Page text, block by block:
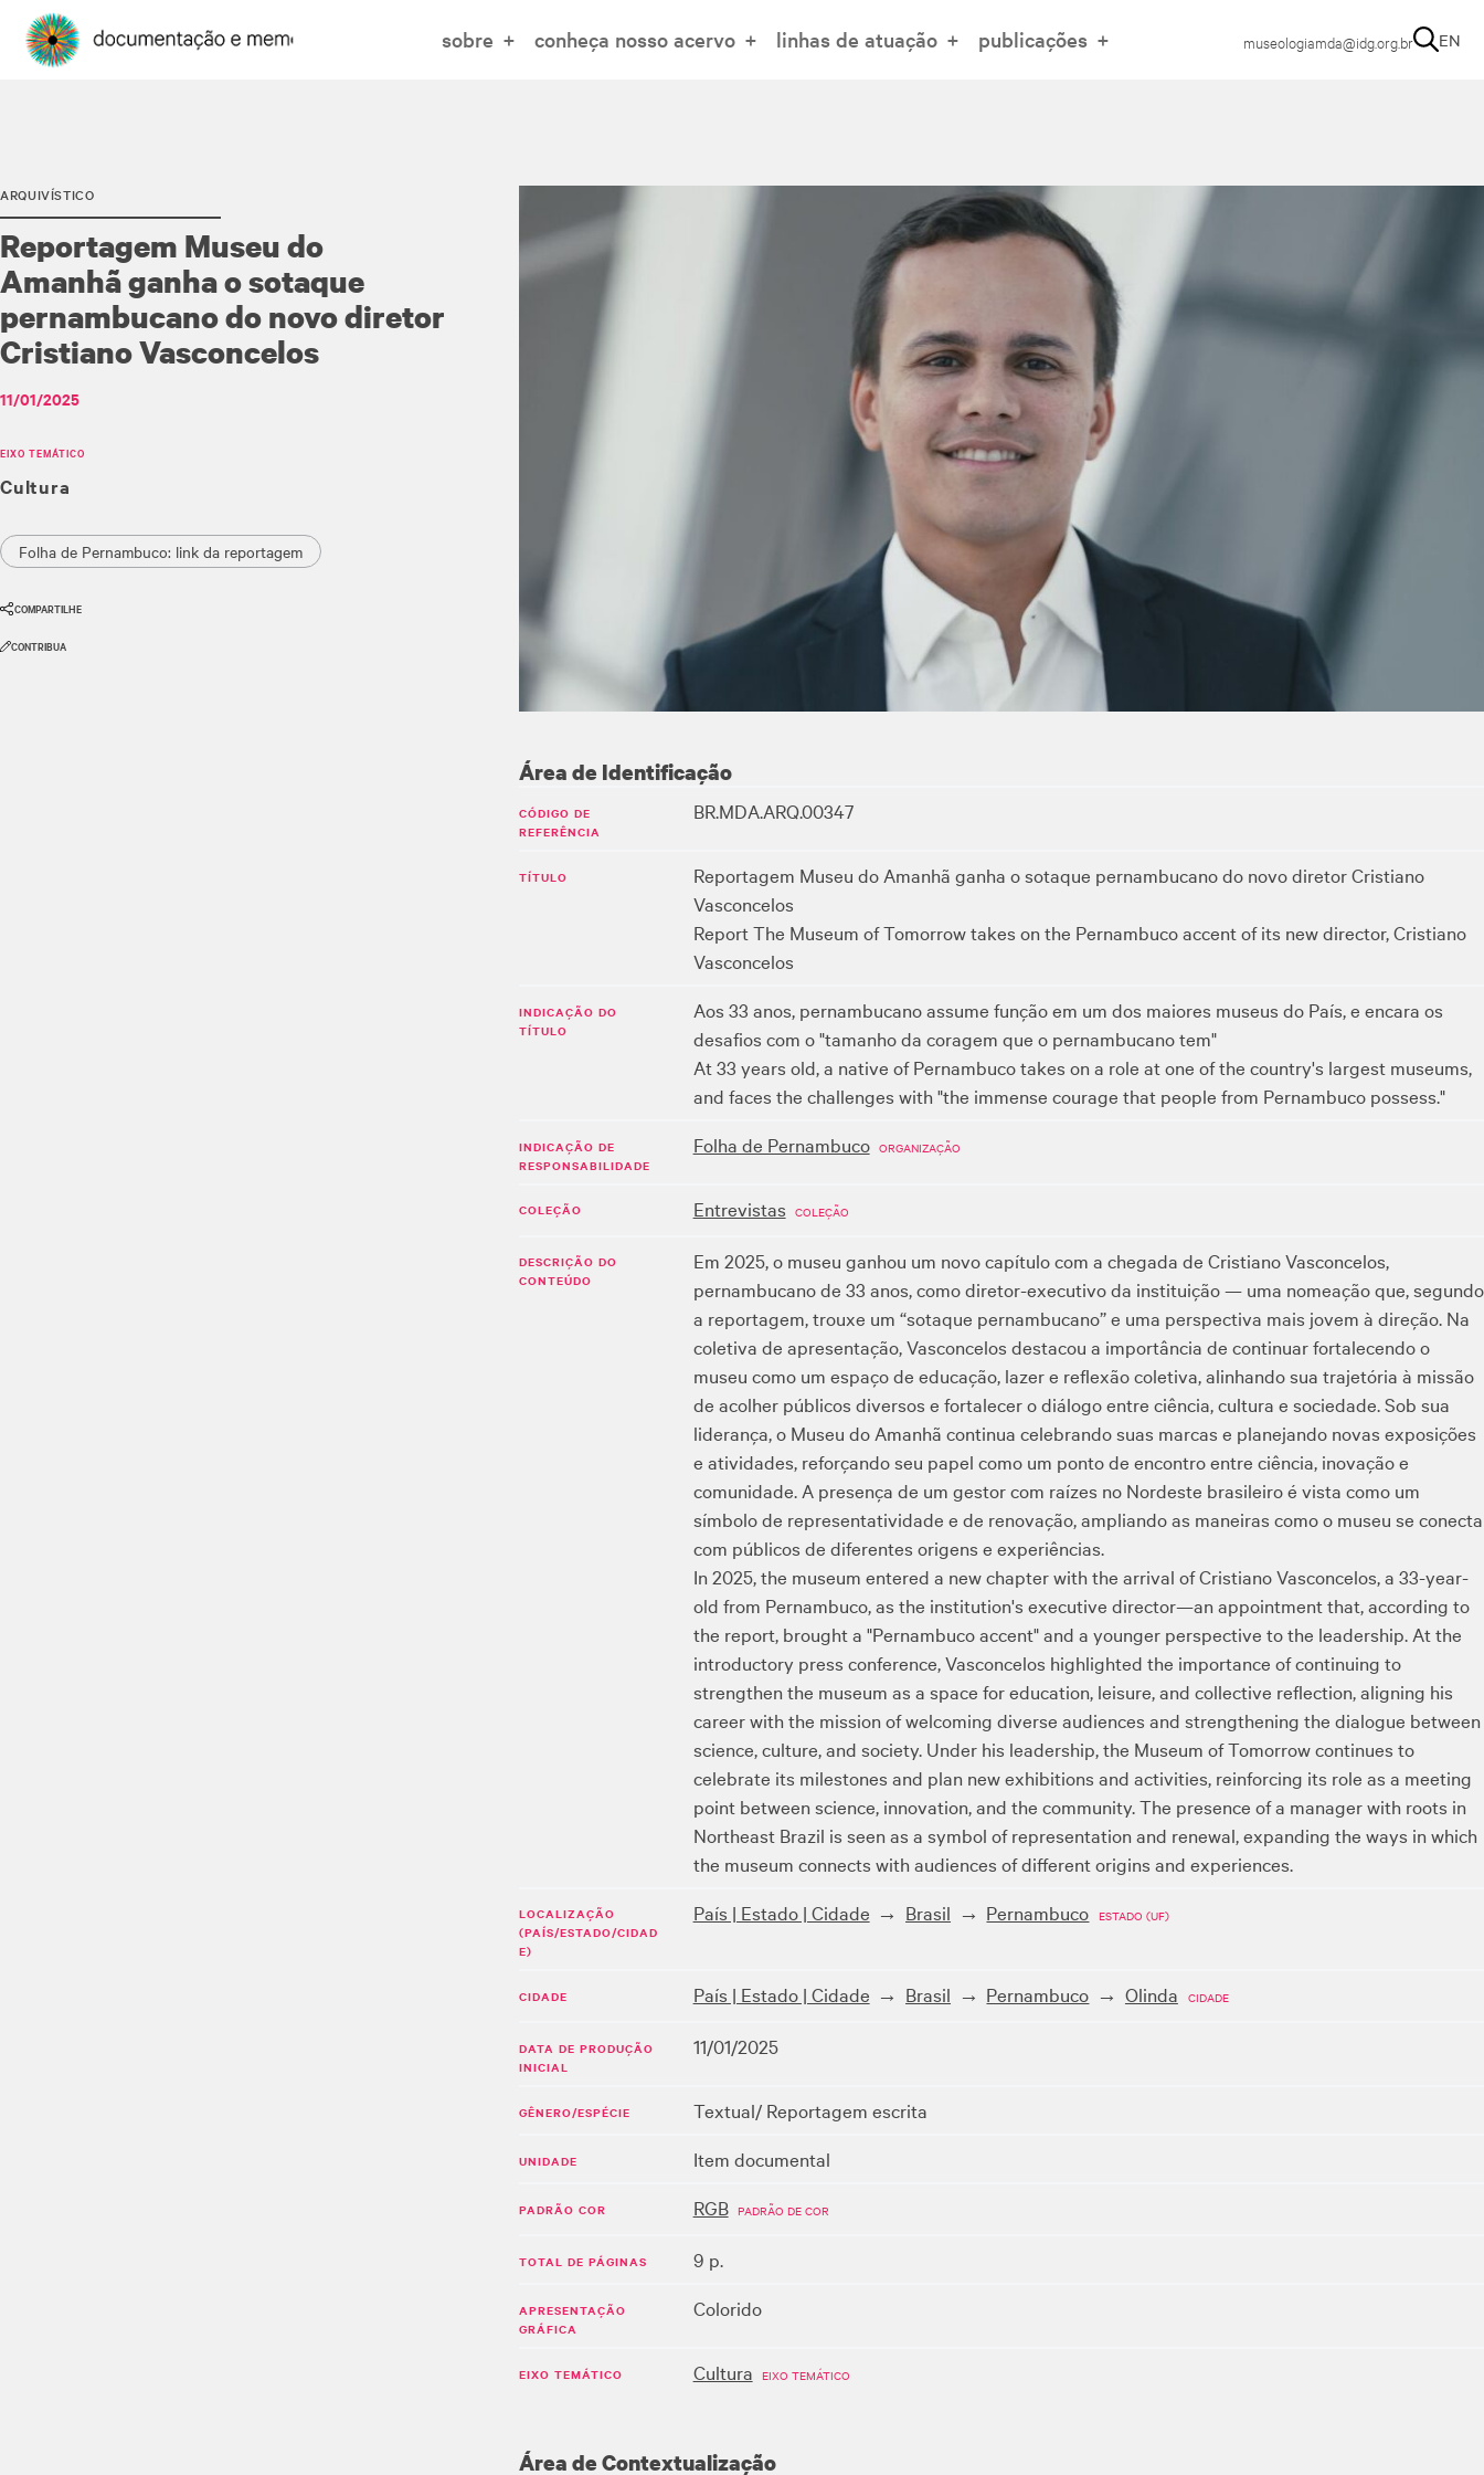
sobre conheça nosso acervo linhas de atuação publicações museologiamda@idg.org.br EN
ARQUIVÍSTICO
Reportagem Museu do
Amanhã ganha o sotaque
pernambucano do novo diretor
Cristiano Vasconcelos
11/01/2025
EIXO TEMÁTICO
Cultura
Folha de Pernambuco: link da reportagem
COMPARTILHE
CONTRIBUA
Área de Identificação
CÓDIGO DE
REFERÊNCIA
BR.MDA.ARQ.00347
TÍTULO
Reportagem Museu do Amanhã ganha o sotaque pernambucano do novo diretor Cristiano
Vasconcelos
Report The Museum of Tomorrow takes on the Pernambuco accent of its new director, Cristiano
Vasconcelos
INDICAÇÃO DO
TÍTULO
Aos 33 anos, pernambucano assume função em um dos maiores museus do País, e encara os
desafios com o "tamanho da coragem que o pernambucano tem"
At 33 years old, a native of Pernambuco takes on a role at one of the country's largest museums,
and faces the challenges with "the immense courage that people from Pernambuco possess."
INDICAÇÃO DE
RESPONSABILIDADE
Folha de Pernambuco ORGANIZAÇÃO
COLEÇÃO Entrevistas COLEÇÃO
DESCRIÇÃO DO
CONTEÚDO
Em 2025, o museu ganhou um novo capítulo com a chegada de Cristiano Vasconcelos,
pernambucano de 33 anos, como diretor-executivo da instituição — uma nomeação que, segundo
a reportagem, trouxe um “sotaque pernambucano” e uma perspectiva mais jovem à direção. Na
coletiva de apresentação, Vasconcelos destacou a importância de continuar fortalecendo o
museu como um espaço de educação, lazer e reflexão coletiva, alinhando sua trajetória à missão
de acolher públicos diversos e fortalecer o diálogo entre ciência, cultura e sociedade. Sob sua
liderança, o Museu do Amanhã continua celebrando suas marcas e planejando novas exposições
e atividades, reforçando seu papel como um ponto de encontro entre ciência, inovação e
comunidade. A presença de um gestor com raízes no Nordeste brasileiro é vista como um
símbolo de representatividade e de renovação, ampliando as maneiras como o museu se conecta
com públicos de diferentes origens e experiências.
In 2025, the museum entered a new chapter with the arrival of Cristiano Vasconcelos, a 33-year-
old from Pernambuco, as the institution's executive director—an appointment that, according to
the report, brought a "Pernambuco accent" and a younger perspective to the leadership. At the
introductory press conference, Vasconcelos highlighted the importance of continuing to
strengthen the museum as a space for education, leisure, and collective reflection, aligning his
career with the mission of welcoming diverse audiences and strengthening the dialogue between
science, culture, and society. Under his leadership, the Museum of Tomorrow continues to
celebrate its milestones and plan new exhibitions and activities, reinforcing its role as a meeting
point between science, innovation, and the community. The presence of a manager with roots in
Northeast Brazil is seen as a symbol of representation and renewal, expanding the ways in which
the museum connects with audiences of different origins and experiences.
LOCALIZAÇÃO
(PAÍS/ESTADO/CIDAD
E)
País | Estado | Cidade Brasil Pernambuco ESTADO (UF)
CIDADE País | Estado | Cidade Brasil Pernambuco Olinda CIDADE
DATA DE PRODUÇÃO
INICIAL
11/01/2025
GÊNERO/ESPÉCIE Textual/ Reportagem escrita
UNIDADE Item documental
PADRÃO COR RGB PADRÃO DE COR
TOTAL DE PÁGINAS 9 p.
APRESENTAÇÃO
GRÁFICA
Colorido
EIXO TEMÁTICO Cultura EIXO TEMÁTICO
Área de Contextualização